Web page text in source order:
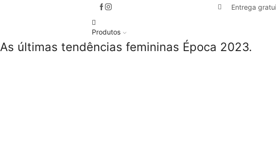
Entrega
Produtos
As últimas tendências femininas Época 2023.